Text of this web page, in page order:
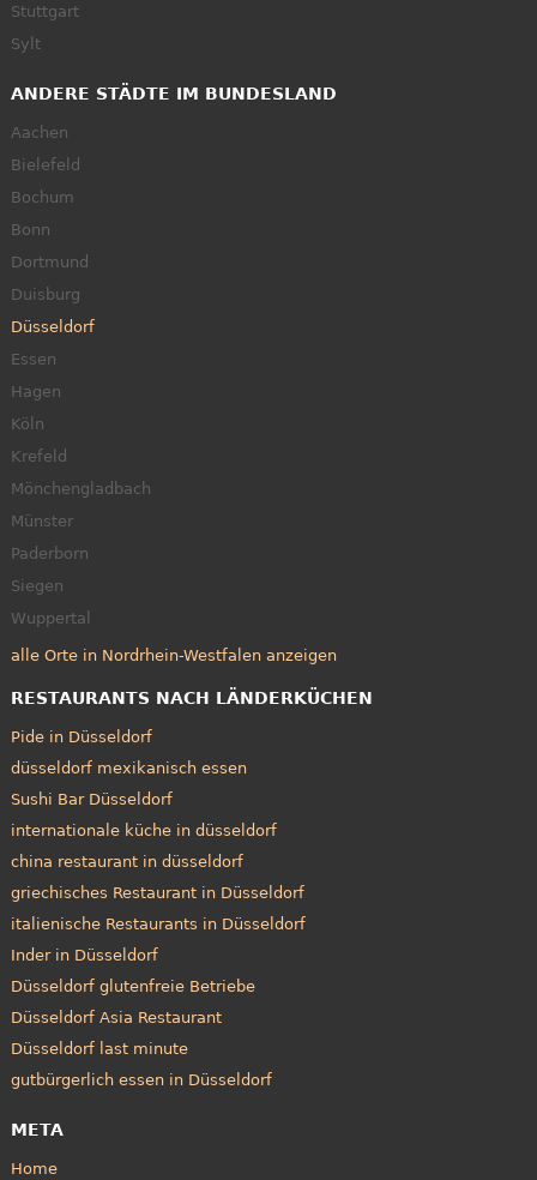
Stuttgart
Sylt
ANDERE STÄDTE IM BUNDESLAND
Aachen
Bielefeld
Bochum
Bonn
Dortmund
Duisburg
Düsseldorf
Essen
Hagen
Köln
Krefeld
Mönchengladbach
Münster
Paderborn
Siegen
Wuppertal
alle Orte in Nordrhein-Westfalen anzeigen
RESTAURANTS NACH LÄNDERKÜCHEN
Pide in Düsseldorf
düsseldorf mexikanisch essen
Sushi Bar Düsseldorf
internationale küche in düsseldorf
china restaurant in düsseldorf
griechisches Restaurant in Düsseldorf
italienische Restaurants in Düsseldorf
Inder in Düsseldorf
Düsseldorf glutenfreie Betriebe
Düsseldorf Asia Restaurant
Düsseldorf last minute
gutbürgerlich essen in Düsseldorf
META
Home